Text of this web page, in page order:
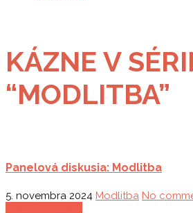
KÁZNE V SÉRII
“MODLITBA”
Panelová diskusia: Modlitba
5. novembra 2024 Modlitba No